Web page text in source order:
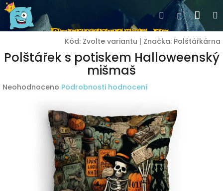
Přejít
na
obsah
Hledat
Kód: Zvolte variantu | Značka: Polštářkárna
Polštářek s potiskem Halloweenský
mišmaš
Průměrné
Neohodnoceno Podrobnosti hodnocení